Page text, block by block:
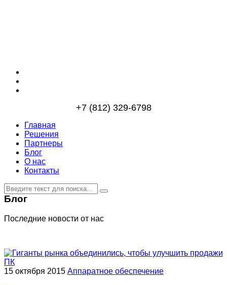
+7 (812) 329-6798
Главная
Решения
Партнеры
Блог
О нас
Контакты
Блог
Последние новости от нас
15 октября 2015 Аппаратное обеспечение